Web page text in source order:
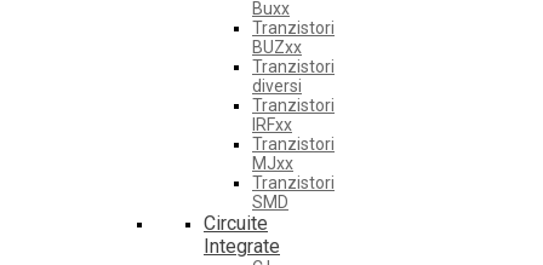
Buxx
Tranzistori
BUZxx
Tranzistori
diversi
Tranzistori
IRFxx
Tranzistori
MJxx
Tranzistori
SMD
Circuite
Integrate